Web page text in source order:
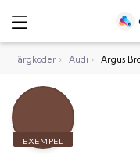
Färgkoder › Audi › Argus